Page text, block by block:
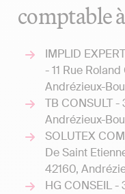
comptable
IMPLID
- 11 Rue
Andrézieux-
TB CONSULT -
Andrézieux-
SOLUTEX
De Saint
42160,
HG CONSEIL -